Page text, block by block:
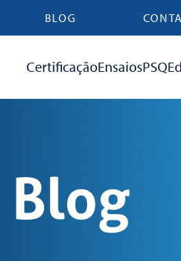
BLOG
CertificaçãoEnsaiosPSQ
Blog